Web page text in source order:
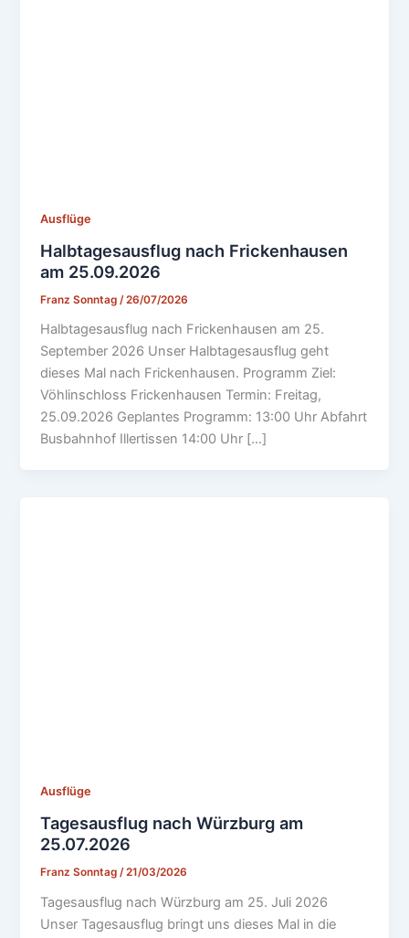
Ausflüge
Halbtagesausflug nach Frickenhausen
am 25.09.2026
Franz Sonntag /26/07/2026
Halbtagesausflug nach Frickenhausen am 25.
September 2026 Unser Halbtagesausflug geht
dieses Mal nach Frickenhausen. Programm Ziel:
Vöhlinschloss Frickenhausen Termin: Freitag,
25.09.2026 Geplantes Programm: 13:00 Uhr Abfahrt
Busbahnhof Illertissen 14:00 Uhr […]
Ausflüge
Tagesausflug nach Würzburg am
25.07.2026
Franz Sonntag/21/03/2026
Tagesausflug nach Würzburg am 25. Juli 2026
Unser Tagesausflug bringt uns dieses Mal in die